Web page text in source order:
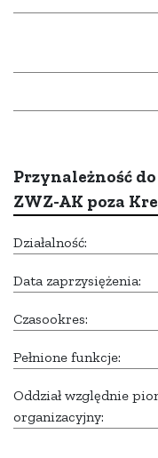
Przynależność do
ZWZ-AK poza
Działalność:
Data zaprzysiężenia:
Czasookres:
Pełnione funkcje:
Oddział względnie
organizacyjny: